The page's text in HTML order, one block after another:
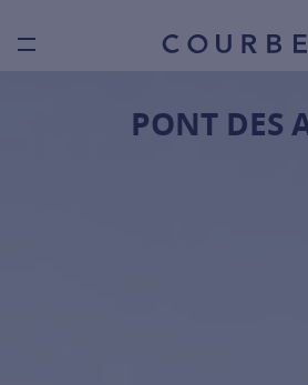
Burger toggle menu
PONT DES